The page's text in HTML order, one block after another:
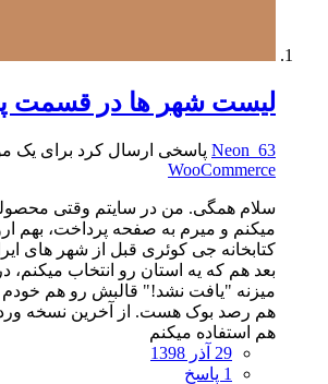
لیست شهر ها در قسمت
Neon_63 پاسخی ارسال کرد برای یک
WooCommerce
سلام همگی. من در سایتم وقتی
میکنم و میرم به صفحه پرداخت، بهم
کتابخانه جی کوئری قبل از شهر های
بعد هم که یه استان رو انتخاب
میزنه "یافت نشد!" قالبش رو هم
هم رصد بوک هست. از آخرین نسخه
هم استفاده میکنم
29 آذر 1398
1 پاسخ